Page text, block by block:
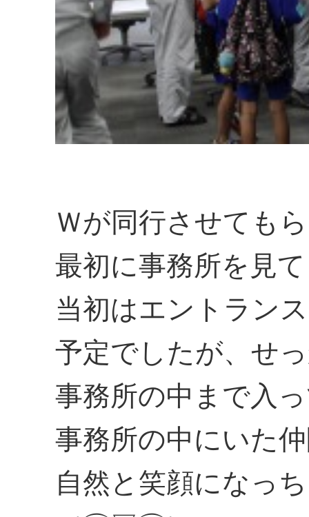
Ｗが同行させても
最初に事務所を見
当初はエントラン
予定でしたが、せ
事務所の中まで入
事務所の中にいた
自然と笑顔になっ